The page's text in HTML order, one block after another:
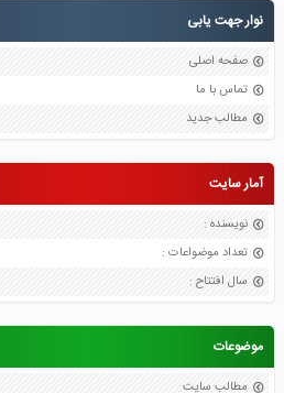
نوار جهت یابی
صفحه اصلی
تماس با ما
مطالب جدید
آمار سایت
نویسنده :
تعداد موضواعات :
سال افتتاح :
موضوعات
مطالب سایت